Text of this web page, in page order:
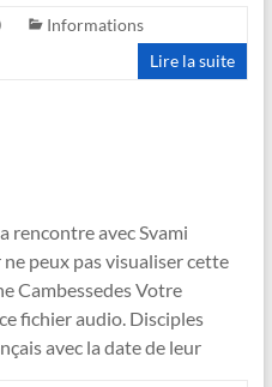
Informations
Lire la suite
rencontre avec Svami
peux pas visualiser cette
Cambessedes Votre
fichier audio. Disciples
avec la date de leur